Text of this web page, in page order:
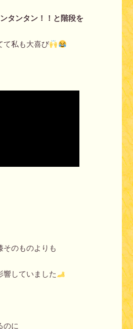
タンタン！！と階段を
て私も大喜び
そのものよりも
響していました
のに